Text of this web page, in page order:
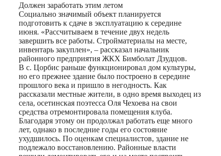
Должен заработать этим летом
Социально значимый объект планируется
подготовить к сдаче в эксплуатацию к середине
июня. «Рассчитываем в течение двух недель
завершить все работы. Стройматериалы на месте,
инвентарь закуплен», – рассказал начальник
районного предприятия ЖКХ Бимболат Дзудцов.
В с. Цорбис раньше функционировал дом культуры,
но его прежнее здание было построено в середине
прошлого века и пришло в негодность. Как
рассказали местные жители, в одно время выходец из
села, осетинская поэтесса Оля Чехоева на свои
средства отремонтировала помещения клуба.
Благодаря этому он продолжал работать еще много
лет, однако в последние годы его состояние
ухудшилось. По оценкам специалистов, здание не
подлежало восстановлению. Районные власти